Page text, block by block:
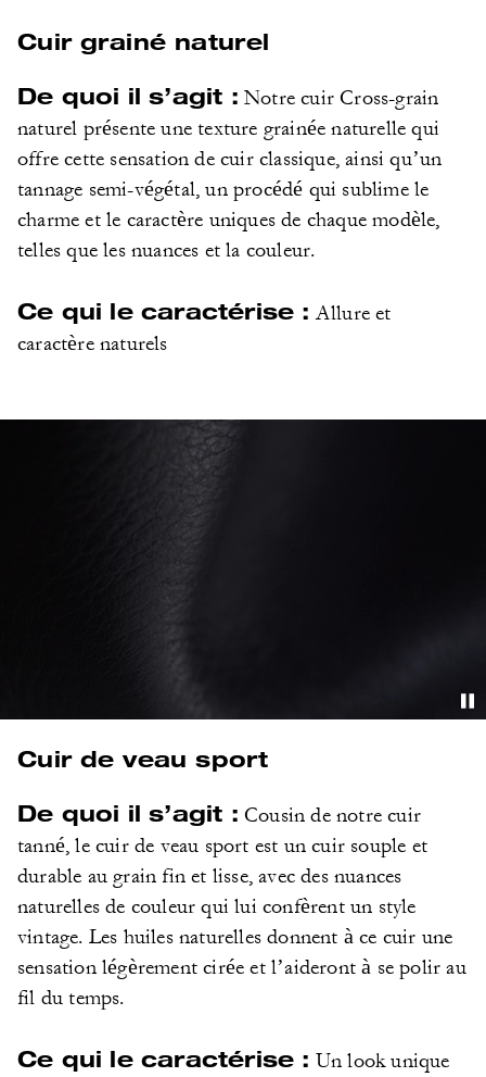
Cuir grainé naturel
De quoi il s’agit : Notre cuir Cross-grain
naturel présente une texture grainée naturelle qui
offre cette sensation de cuir classique, ainsi qu’un
tannage semi-végétal, un procédé qui sublime le
charme et le caractère uniques de chaque modèle,
telles que les nuances et la couleur.
Ce qui le caractérise : Allure et
caractère naturels
Cuir de veau sport
De quoi il s’agit : Cousin de notre cuir
tanné, le cuir de veau sport est un cuir souple et
durable au grain fin et lisse, avec des nuances
naturelles de couleur qui lui confèrent un style
vintage. Les huiles naturelles donnent à ce cuir une
sensation légèrement cirée et l’aideront à se polir au
fil du temps.
Ce qui le caractérise : Un look unique